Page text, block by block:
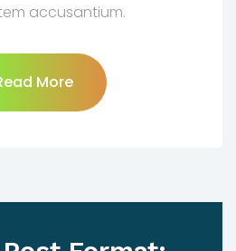
accusantium.
More